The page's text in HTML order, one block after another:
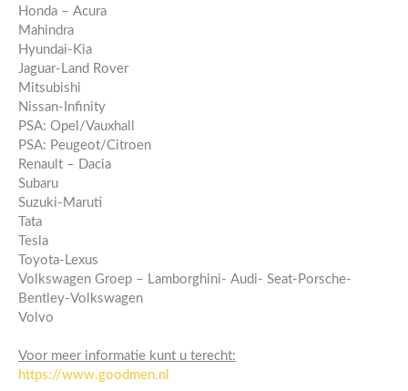
Honda – Acura
Mahindra
Hyundai-Kia
Jaguar-Land Rover
Mitsubishi
Nissan-Infinity
PSA: Opel/Vauxhall
PSA: Peugeot/Citroen
Renault – Dacia
Subaru
Suzuki-Maruti
Tata
Tesla
Toyota-Lexus
Volkswagen Groep – Lamborghini- Audi- Seat-Porsche-
Bentley-Volkswagen
Volvo
Voor meer informatie kunt u terecht:
https://www.goodmen.nl